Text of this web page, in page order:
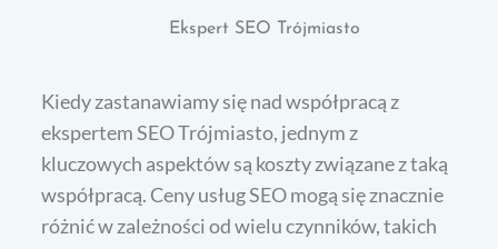
Ekspert SEO Trójmiasto
Kiedy zastanawiamy się nad współpracą z
ekspertem SEO Trójmiasto, jednym z
kluczowych aspektów są koszty związane z taką
współpracą. Ceny usług SEO mogą się znacznie
różnić w zależności od wielu czynników, takich